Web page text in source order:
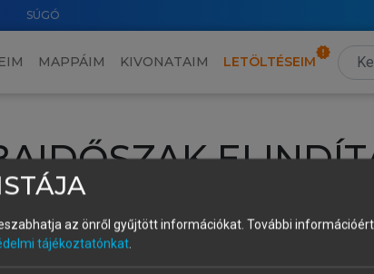
SÚGÓ
MAPPÁIM KIVONATAIM LETÖLTÉSEIM
lépj be a saját fiókoddal, iskolai azonosítóddal vagy
1 óra díjmentes hozzáférésrevagy
vagy hozz
az önről gyűjtött információkat. További
tájékoztatónkat.